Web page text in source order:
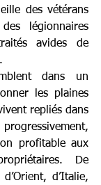
des vétérans
légionnaires
avides de
dans un
les plaines
repliés dans
profitable aux
De
d’Italie,